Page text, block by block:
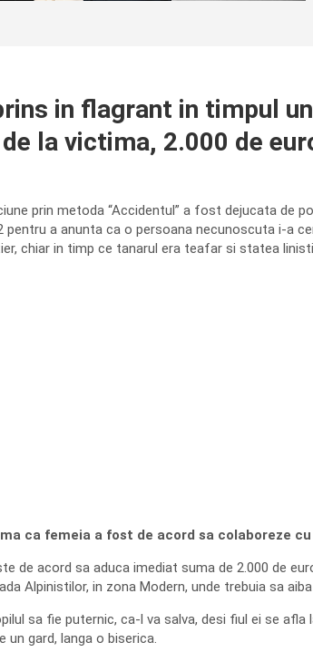
in flagrant in timpul
la victima, 2.000 de
prin metoda “Accidentul” a fost dejucata de
pentru a anunta ca o persoana necunoscuta i-a
chiar in timp ce tanarul era teafar si statea
ca femeia a fost de acord sa colaboreze
de acord sa aduca imediat suma de 2.000 de
Alpinistilor, in zona Modern, unde trebuia sa
sa fie puternic, ca-l va salva, desi fiul ei se
un gard, langa o biserica.